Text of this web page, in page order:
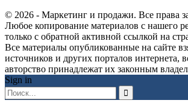
© 2026 - Маркетинг и продажи. Все права
Любое копирование материалов с нашего
только с обратной активной ссылкой на
Все материалы опубликованные на сайте
источников и других порталов интернета,
авторство принадлежат их законным
Sign in